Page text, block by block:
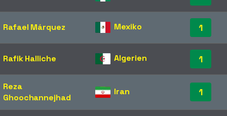
Rafael Márquez Mexiko 1
Rafik Halliche Algerien 1
Reza
Ghoochannejhad
Iran 1